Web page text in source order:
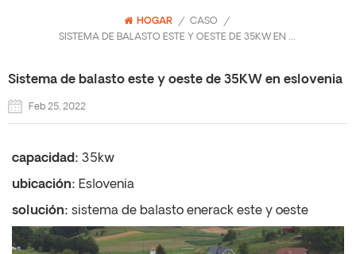
HOGAR / CASO
/
SISTEMA DE BALASTO ESTE Y OESTE DE 35KW EN ESLOVENIA
Sistema de balasto este y oeste de 35KW en eslovenia
Feb 25, 2022
capacidad: 35kw
ubicación: Eslovenia
solución: sistema de balasto enerack este y oeste